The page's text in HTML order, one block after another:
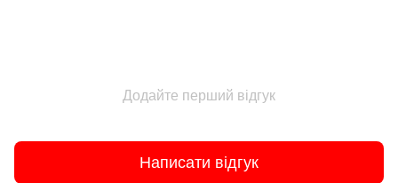
Додайте перший відгук
Написати відгук